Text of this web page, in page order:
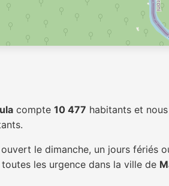
compte 10 477 habitants et
ouvert le dimanche, un jours fériés
les urgence dans la ville de